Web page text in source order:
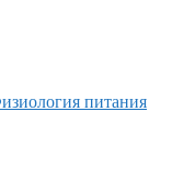
питания